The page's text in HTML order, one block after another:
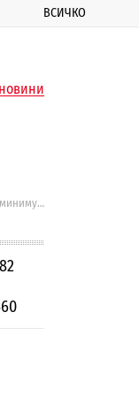
ВСИЧКО
Необлагаем минимум - старата песен на нов глас